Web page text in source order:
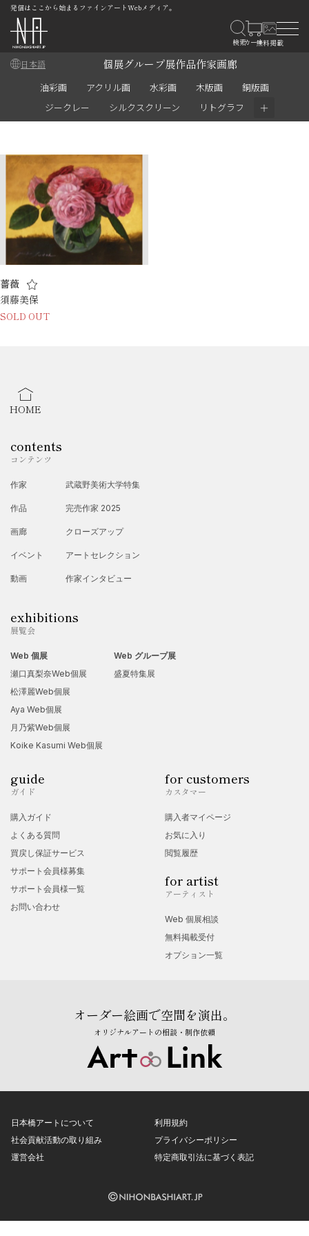
発信はここから始まるファインアートWebメディア。
日本語 個展グループ展作品作家画廊
油彩画 アクリル画 水彩画 木版画
銅版画
ジークレー
シルクスクリーン リトグラフ ＋
薔薇
須藤美保
SOLD OUT
HOME
contents
コンテンツ
作家
作品
画廊
イベント
動画
武蔵野美術大学特集
完売作家 2025
クローズアップ
アートセレクション
作家インタビュー
exhibitions
展覧会
Web 個展
瀬口真梨奈Web個展
松澤麗Web個展
Aya Web個展
月乃紫Web個展
Koike Kasumi Web個展
Web グループ展
盛夏特集展
guide
ガイド
購入ガイド
よくある質問
買戻し保証サービス
サポート会員様募集
サポート会員様一覧
お問い合わせ
for customers
カスタマー
購入者マイページ
お気に入り
閲覧履歴
for artist
アーティスト
Web 個展相談
無料掲載受付
オプション一覧
オーダー絵画で空間を演出。
オリジナルアートの相談・制作依頼
日本橋アートについて
社会貢献活動の取り組み
運営会社
利用規約
プライバシーポリシー
特定商取引法に基づく表記